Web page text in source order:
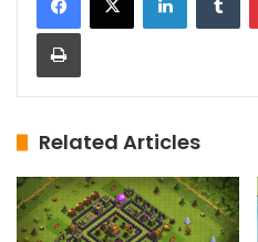
Related Articles